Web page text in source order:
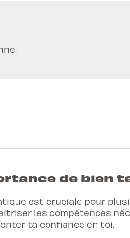
de bien
est cruciale pour
les compétences
ta confiance en toi.